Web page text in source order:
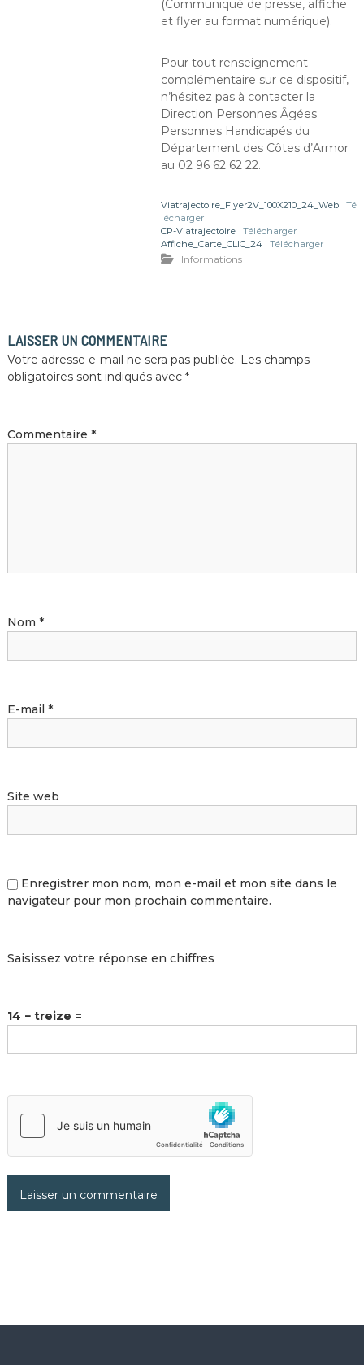
(Communiqué de presse, affiche
et flyer au format numérique).
Pour tout renseignement
complémentaire sur ce dispositif,
n’hésitez pas à contacter la
Direction Personnes Âgées
Personnes Handicapés du
Département des Côtes d’Armor
au 02 96 62 62 22.
Viatrajectoire_Flyer2V_100X210_24_Web
Té
lécharger
CP-Viatrajectoire
Télécharger
Affiche_Carte_CLIC_24
Télécharger
Informations
LAISSER UN COMMENTAIRE
Votre adresse e-mail ne sera pas publiée. Les champs
obligatoires sont indiqués avec *
Commentaire *
Nom *
E-mail *
Site web
Enregistrer mon nom, mon e-mail et mon site dans le
navigateur pour mon prochain commentaire.
Saisissez votre réponse en chiffres
14 − treize =